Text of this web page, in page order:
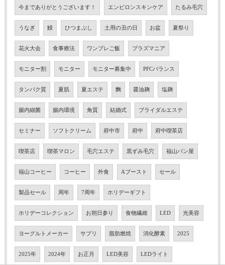
今までありがとうございます！ エンビロンスキンケア たるみ毛穴
うなぎ 鰻 ひつまぶし 土用の丑の日 お盆 夏祭り
花火大会 食事療法 ワンプレご飯 プラズマニア
モニター割 モニター モニター募集中 PFCバランス
タンパク質 夏肌 夏エステ 麴 醤油麹 塩麹
腸内細菌 腸内環境 角質 結婚式 ブライダルエステ
セミナー ソフトクリーム 府中市 府中 府中喫茶店
喫茶店 喫茶マロン 毛穴エステ 黒ずみ毛穴 福山パン屋
福山コーヒー コーヒー 外食 Aブースト セール
製品セール 周年 7周年 ホリデーギフト
ホリデーコレクション お朔日参り 食物繊維 LED 光美容
ヨーグルトメーカー サプリ 脂肪燃焼 消化酵素 2025
2025年 2024年 お正月 LED美容 LEDライト